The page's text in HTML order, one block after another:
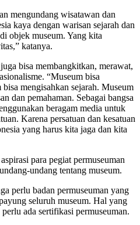
mengundang wisatawan dan
kaya dengan warisan sejarah dan
objek museum. Yang kita
katanya.
bisa membangkitkan, merawat,
“Museum bisa
mengisahkan sejarah. Museum
dan pemahaman. Sebagai bangsa
beragam media untuk
Karena persatuan dan kesatuan
yang harus kita jaga dan kita
para pegiat permuseuman
undang tentang museum.
perlu badan permuseuman yang
seluruh museum. Hal yang
ada sertifikasi permuseuman.